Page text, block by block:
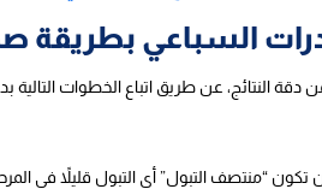
السباعي بطريقة
النتائج، عن طريق اتباع الخطوات التالية
“منتصف التبول” أي التبول قليلاً في